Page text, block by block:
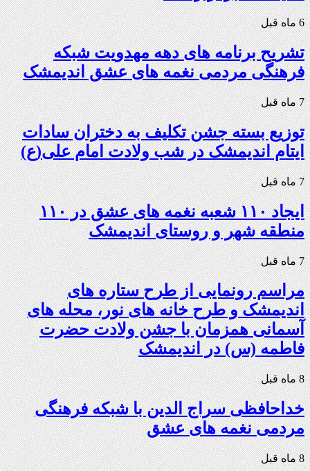
6 ماه قبل
تشریح برنامه های دهه مهدویت شبکه
فرهنگی مردمی نغمه های عشق اندیمشک
7 ماه قبل
توزیع بسته جشن تکلیف به دختران سادات
ایتام اندیمشک در شب ولادت امام علی(ع)
7 ماه قبل
ایجاد ۱۱۰ شعبه نغمه های عشق در ۱۱۰
منطقه شهر و روستای اندیمشک
7 ماه قبل
مراسم رونمایی از طرح ستاره های
اندیمشک و طرح خانه های نور، محله های
آسمانی همزمان با جشن ولادت حضرت
فاطمه (س) در اندیمشک
8 ماه قبل
خداحافظی سراج الدین با شبکه فرهنگی
مردمی نغمه های عشق
8 ماه قبل